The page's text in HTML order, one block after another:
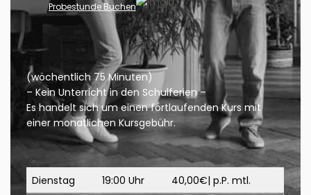
Probestunde Buchen
(wöchentlich 75 Minuten)
– Kein Unterricht in den Schulferien –
Es handelt sich um einen fortlaufenden Kurs mit
einer monatlichen Kursgebühr.
Dienstag 19:00 Uhr 40,00€| p.P. mtl.